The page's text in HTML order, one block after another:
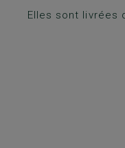
Elles sont livrées